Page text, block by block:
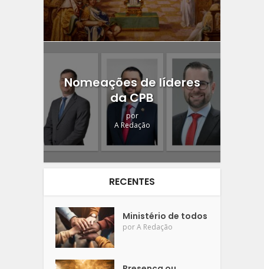
Nomeações de líderes
da CPB
por
A Redação
RECENTES
Ministério de todos
porA Redação